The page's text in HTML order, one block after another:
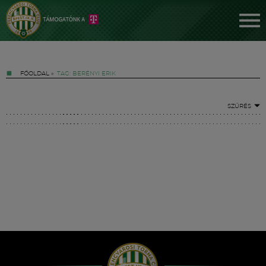
FŐOLDAL » TAG: BERÉNYI ERIK
SZŰRÉS
Hírek